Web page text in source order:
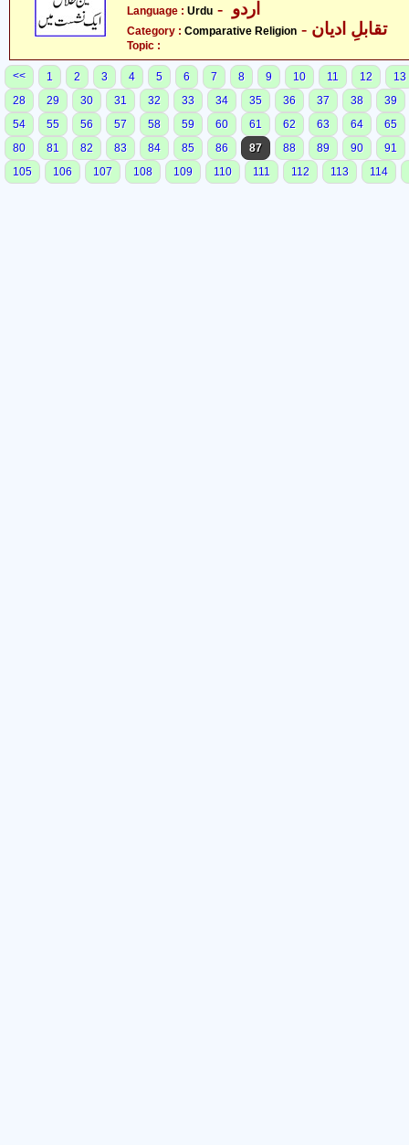
Language : Urdu
Category : Comparative Religion - تقابلِ ادیان
Topic :
<< 1 2 3 4 5 6 7 8 9 10 11 12
13
28
29 30 31 32 33 34 35 36 37 38
39
54
55 56 57 58 59 60 61 62 63 64
65
80
81 82 83 84 85 86 87 88 89 90
91
105
106 107 108 109 110 111 112 113 114